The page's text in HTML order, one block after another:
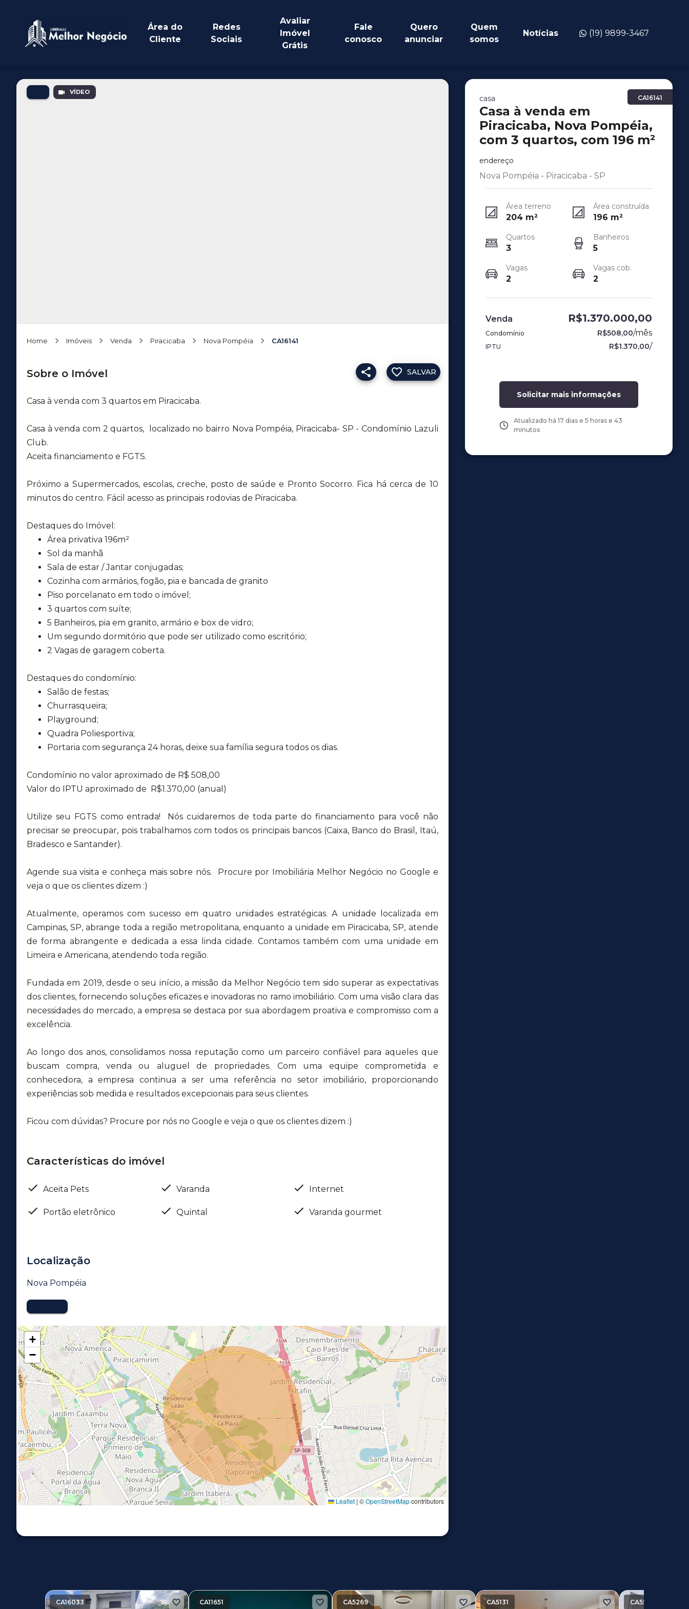
Área do
Cliente
Redes
Sociais
Avaliar
Imóvel
Grátis
Fale
conosco
Quero
anunciar
Quem
somos
Notícias (19) 9899-3467
VÍDEO
Home Imóveis Venda Piracicaba Nova Pompéia CA16141
Sobre o Imóvel
Casa à venda com 3 quartos em Piracicaba.
Casa à venda com 2 quartos, localizado no bairro Nova Pompéia, Piracicaba- SP - Condomínio Lazuli
Club.
Aceita financiamento e FGTS.
Próximo a Supermercados, escolas, creche, posto de saúde e Pronto Socorro. Fica há cerca de 10
minutos do centro. Fácil acesso as principais rodovias de Piracicaba.
Destaques do Imóvel:
Área privativa 196m²
Sol da manhã
Sala de estar / Jantar conjugadas;
Cozinha com armários, fogão, pia e bancada de granito
Piso porcelanato em todo o imóvel;
3 quartos com suíte;
5 Banheiros, pia em granito, armário e box de vidro;
Um segundo dormitório que pode ser utilizado como escritório;
2 Vagas de garagem coberta.
Destaques do condomínio:
Salão de festas;
Churrasqueira;
Playground;
Quadra Poliesportiva;
Portaria com segurança 24 horas, deixe sua família segura todos os dias.
Condomínio no valor aproximado de R$ 508,00
Valor do IPTU aproximado de R$1.370,00 (anual)
Utilize seu FGTS como entrada! Nós cuidaremos de toda parte do financiamento para você não
precisar se preocupar, pois trabalhamos com todos os principais bancos (Caixa, Banco do Brasil, Itaú,
Bradesco e Santander).
Agende sua visita e conheça mais sobre nós. Procure por Imobiliária Melhor Negócio no Google e
veja o que os clientes dizem :)
Atualmente, operamos com sucesso em quatro unidades estratégicas. A unidade localizada em
Campinas, SP, abrange toda a região metropolitana, enquanto a unidade em Piracicaba, SP, atende
de forma abrangente e dedicada a essa linda cidade. Contamos também com uma unidade em
Limeira e Americana, atendendo toda região.
Fundada em 2019, desde o seu início, a missão da Melhor Negócio tem sido superar as expectativas
dos clientes, fornecendo soluções eficazes e inovadoras no ramo imobiliário. Com uma visão clara das
necessidades do mercado, a empresa se destaca por sua abordagem proativa e compromisso com a
excelência.
Ao longo dos anos, consolidamos nossa reputação como um parceiro confiável para aqueles que
buscam compra, venda ou aluguel de propriedades. Com uma equipe comprometida e
conhecedora, a empresa continua a ser uma referência no setor imobiliário, proporcionando
experiências sob medida e resultados excepcionais para seus clientes.
Ficou com dúvidas? Procure por nós no Google e veja o que os clientes dizem :)
SALVAR
Características do imóvel
Aceita Pets Varanda Internet
Portão eletrônico Quintal Varanda gourmet
Localização
Nova Pompéia
+
−
Leaflet | ©OpenStreetMapcontributors
CA16141
casa
Casa à venda em
Piracicaba, Nova Pompéia,
com 3 quartos, com 196 m²
endereço
Nova Pompéia - Piracicaba - SP
Área terreno
204m²
Área construída
196 m²
Quartos
3
Banheiros
5
Vagas
2
Vagas cob.
2
Venda R$1.370.000,00
Condomínio R$508,00/mês
IPTU R$1.370,00/
Solicitar mais informações
Atualizado há 17 dias e 5 horas e 43
minutos
CA16033 CA11651 CA5269 CA5131 CA5553